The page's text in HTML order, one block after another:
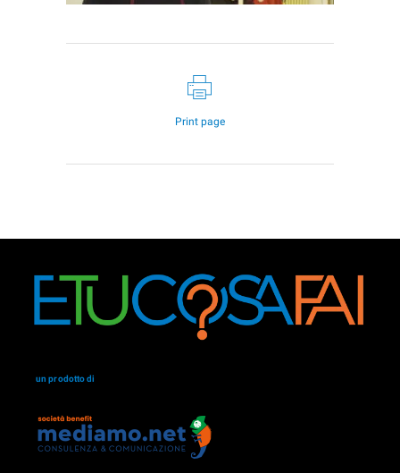
Print page
un prodotto di